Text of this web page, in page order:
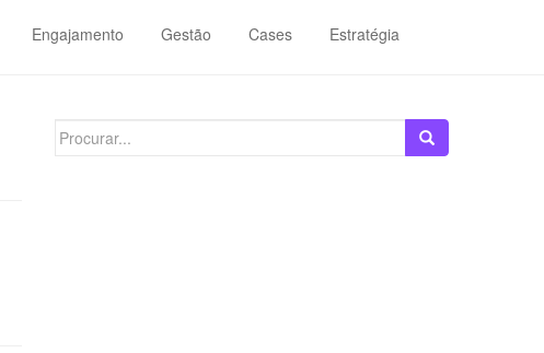
Engajamento Gestão Cases Estratégia
Search